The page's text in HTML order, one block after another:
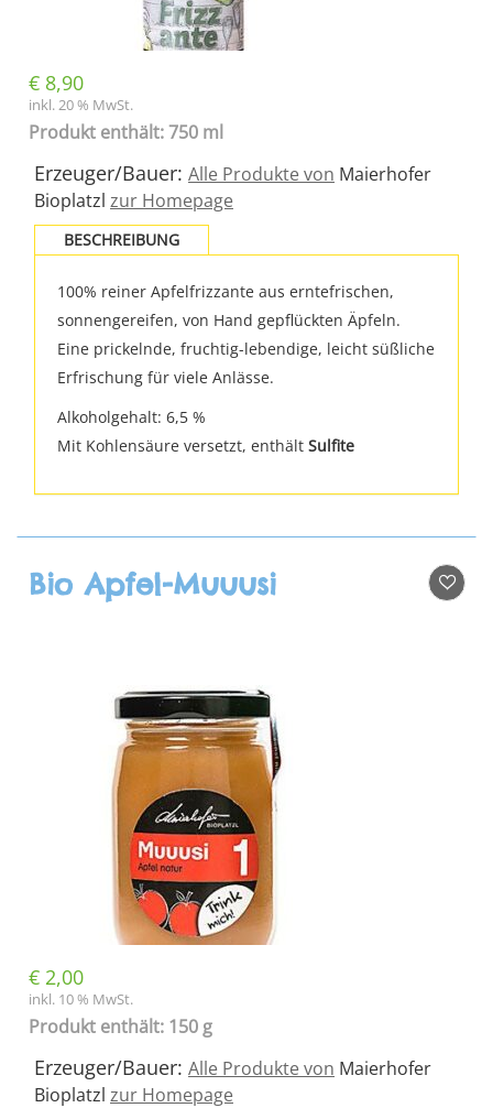
€ 8,90
inkl. 20 % MwSt.
Produkt enthält: 750 ml
Erzeuger/Bauer: Alle Produkte von Maierhofer
Bioplatzl zur Homepage
BESCHREIBUNG
100% reiner Apfelfrizzante aus erntefrischen,
sonnengereifen, von Hand gepflückten Äpfeln.
Eine prickelnde, fruchtig-lebendige, leicht süßliche
Erfrischung für viele Anlässe.
Alkoholgehalt: 6,5 %
Mit Kohlensäure versetzt, enthält Sulfite
Bio Apfel-Muuusi
€ 2,00
inkl. 10 % MwSt.
Produkt enthält: 150 g
Erzeuger/Bauer: Alle Produkte von Maierhofer
Bioplatzl zur Homepage